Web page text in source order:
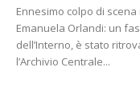
Ennesimo colpo di
Emanuela Orlandi: un
dell’Interno, è stato
l’Archivio Centrale...